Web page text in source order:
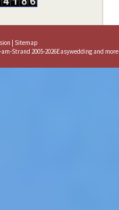
Sitemap
Strand 2005-2026Easywedding and more